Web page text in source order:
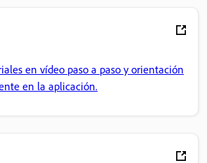
en vídeo paso a paso y orientación
en la aplicación.